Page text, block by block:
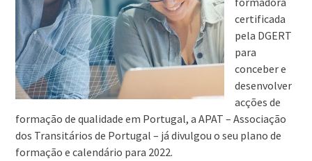
certificada
pela DGERT
para
conceber e
desenvolver
acções de
formação de qualidade em Portugal, a APAT – Associação
dos Transitários de Portugal – já divulgou o seu plano de
formação e calendário para 2022.